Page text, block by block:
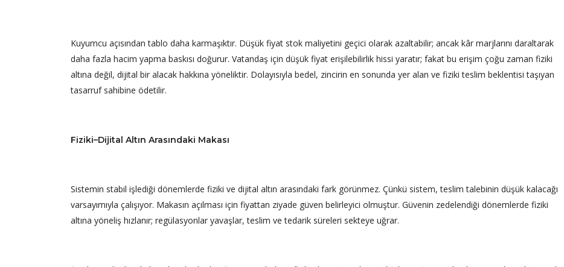
Kuyumcu açısından tablo daha karmaşıktır. Düşük fiyat stok maliyetini geçici olarak azaltabilir; ancak kâr marjlarını daraltarak
daha fazla hacim yapma baskısı doğurur. Vatandaş için düşük fiyat erişilebilirlik hissi yaratır; fakat bu erişim çoğu zaman fiziki
altına değil, dijital bir alacak hakkına yöneliktir. Dolayısıyla bedel, zincirin en sonunda yer alan ve fiziki teslim beklentisi taşıyan
tasarruf sahibine ödetilir.
Fiziki–Dijital Altın Arasındaki Makası
Sistemin stabil işlediği dönemlerde fiziki ve dijital altın arasındaki fark görünmez. Çünkü sistem, teslim talebinin düşük kalacağı
varsayımıyla çalışıyor. Makasın açılması için fiyattan ziyade güven belirleyici olmuştur. Güvenin zedelendiği dönemlerde fiziki
altına yöneliş hızlanır; regülasyonlar yavaşlar, teslim ve tedarik süreleri sekteye uğrar.